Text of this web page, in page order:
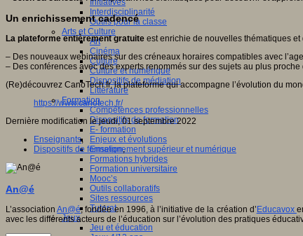
Initiatives
Interdisciplinarité
Outils pour la classe
Arts et Culture
Art
Cinéma
Culture
Culture et numérique
Dispositifs de médiation
Littérature
Formation
Compétences professionnelles
Dispositifs de formation
E- formation
Enjeux et évolutions
Enseignement supérieur et numérique
Formations hybrides
Formation universitaire
Mooc’s
Outils collaboratifs
Sites ressources
Tutorat
Jeux
Jeu et éducation
Un enrichissement cadencé
La plateforme entièrement gratuite est enrichie de nouvelles thématiques
– Des nouveaux webinaires sur des créneaux horaires compatibles avec
– Des conférences avec des experts renommés sur des sujets au plus
(Re)découvrez CanoTech.fr, la plateforme qui accompagne l’évolution du
https://www.canotech.fr/
Dernière modification le jeudi, 01 septembre 2022
Enseignants,
Dispositifs de formation,
An@é
L’associationAn@é, fondée en 1996, à l’initiative de la création d’ Educavox
avec les différents acteurs de l’éducation sur l’évolution des pratiques